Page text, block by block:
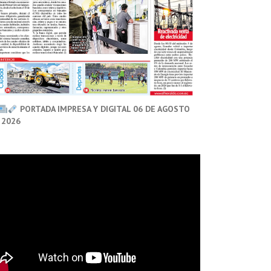
PORTADA IMPRESA Y DIGITAL 06 DE AGOSTO
2026